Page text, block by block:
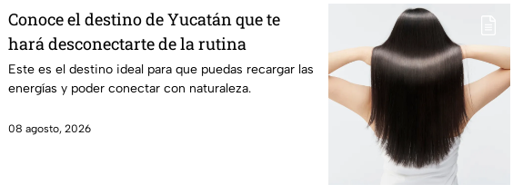
Conoce el destino de Yucatán que te
hará desconectarte de la rutina
Este es el destino ideal para que puedas recargar las
energías y poder conectar con naturaleza.
08 agosto, 2026